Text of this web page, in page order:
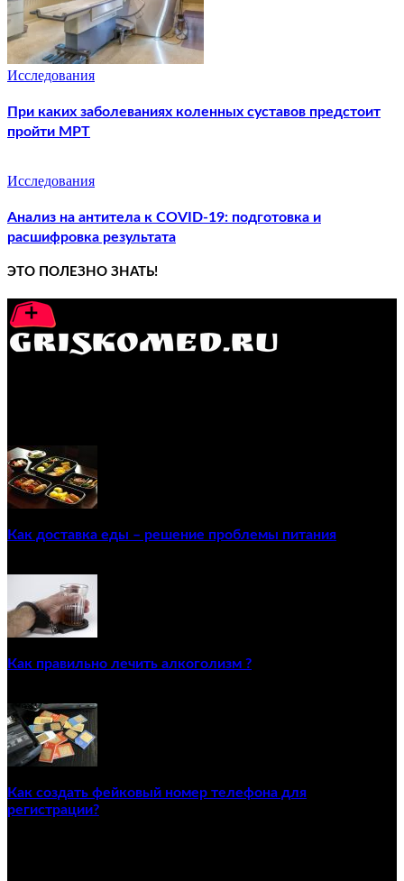
Исследования
При каких заболеваниях коленных суставов предстоит
пройти МРТ
Исследования
Анализ на антитела к COVID-19: подготовка и
расшифровка результата
ЭТО ПОЛЕЗНО ЗНАТЬ!
Как доставка еды – решение проблемы питания
Как правильно лечить алкоголизм ?
Как создать фейковый номер телефона для
регистрации?